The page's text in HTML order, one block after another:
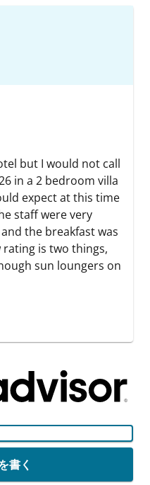
but I would not call
in a 2 bedroom villa
expect at this time
staff were very
the breakfast was
is two things,
sun loungers on
書く